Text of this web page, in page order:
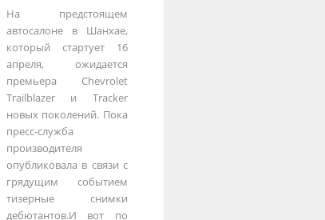
На предстоящем
автосалоне в Шанхае,
который стартует 16
апреля, ожидается
премьера Chevrolet
Trailblazer и Tracker
новых поколений. Пока
пресс-служба
производителя
опубликовала в связи с
грядущим событием
тизерные снимки
дебютантов.И вот по